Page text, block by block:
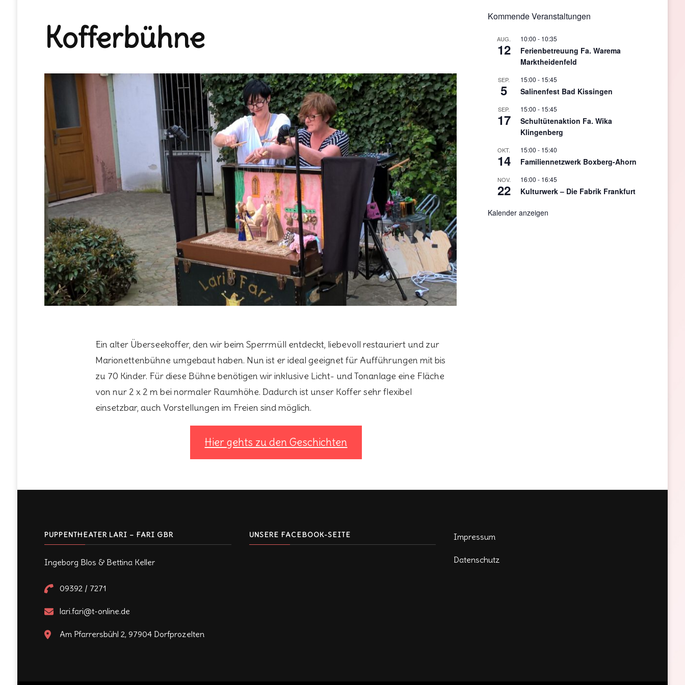
Kofferbühne
Ein alter Überseekoffer, den wir beim Sperrmüll entdeckt, liebevoll restauriert und zur
Marionettenbühne umgebaut haben. Nun ist er ideal geeignet für Aufführungen mit bis
zu 70 Kinder. Für diese Bühne benötigen wir inklusive Licht- und Tonanlage eine Fläche
von nur 2 x 2 m bei normaler Raumhöhe. Dadurch ist unser Koffer sehr flexibel
einsetzbar, auch Vorstellungen im Freien sind möglich.
Hier gehts zu den Geschichten
Kommende Veranstaltungen
AUG.
12
10:00 - 10:35
Ferienbetreuung Fa. Warema
Marktheidenfeld
SEP.
5
15:00 - 15:45
Salinenfest Bad Kissingen
SEP.
17
15:00 - 15:45
Schultütenaktion Fa. Wika
Klingenberg
OKT.
14
15:00 - 15:40
Familiennetzwerk Boxberg-Ahorn
NOV.
22
16:00 - 16:45
Kulturwerk – Die Fabrik Frankfurt
Kalender anzeigen
PUPPENTHEATER LARI – FARI GBR
Ingeborg Blos & Bettina Keller
09392 / 7271
lari.fari@t-online.de
Am Pfarrersbühl 2, 97904 Dorfprozelten
UNSERE FACEBOOK-SEITE Impressum
Datenschutz